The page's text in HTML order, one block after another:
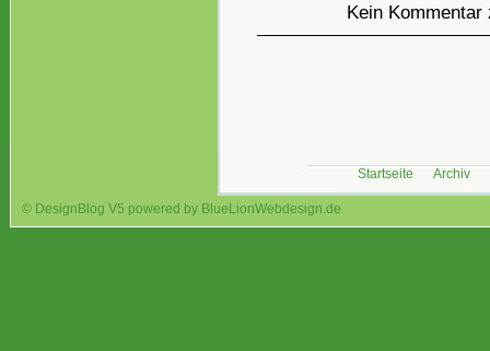
Kein
Startseite Archiv
© DesignBlog V5 powered by BlueLionWebdesign.de